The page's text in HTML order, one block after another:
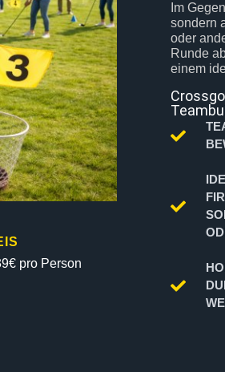
pro Person
Im
sondern
oder
Runde
einem